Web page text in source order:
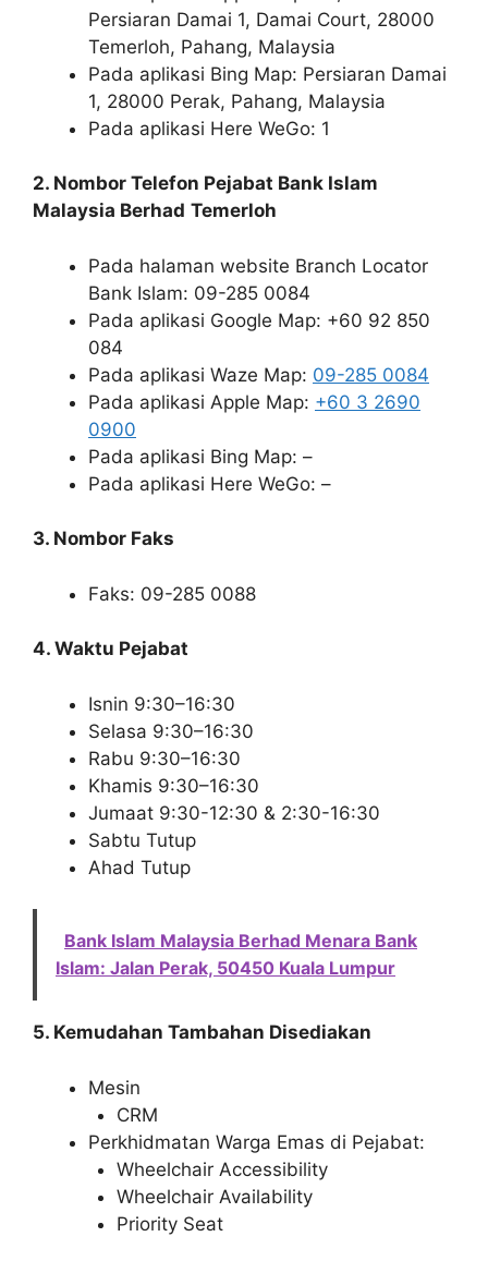
Persiaran Damai 1, Damai Court, 28000
Temerloh, Pahang, Malaysia
Pada aplikasi Bing Map: Persiaran Damai
1, 28000 Perak, Pahang, Malaysia
Pada aplikasi Here WeGo: 1
2. Nombor Telefon Pejabat Bank Islam
Malaysia Berhad Temerloh
Pada halaman website Branch Locator
Bank Islam: 09-285 0084
Pada aplikasi Google Map: +60 92 850
084
Pada aplikasi Waze Map: 09-285 0084
Pada aplikasi Apple Map: +60 3 2690
0900
Pada aplikasi Bing Map: –
Pada aplikasi Here WeGo: –
3. Nombor Faks
Faks: 09-285 0088
4. Waktu Pejabat
Isnin 9:30–16:30
Selasa 9:30–16:30
Rabu 9:30–16:30
Khamis 9:30–16:30
Jumaat 9:30-12:30 & 2:30-16:30
Sabtu Tutup
Ahad Tutup
Bank Islam Malaysia Berhad Menara Bank
Islam: Jalan Perak, 50450 Kuala Lumpur
5. Kemudahan Tambahan Disediakan
Mesin
CRM
Perkhidmatan Warga Emas di Pejabat:
Wheelchair Accessibility
Wheelchair Availability
Priority Seat